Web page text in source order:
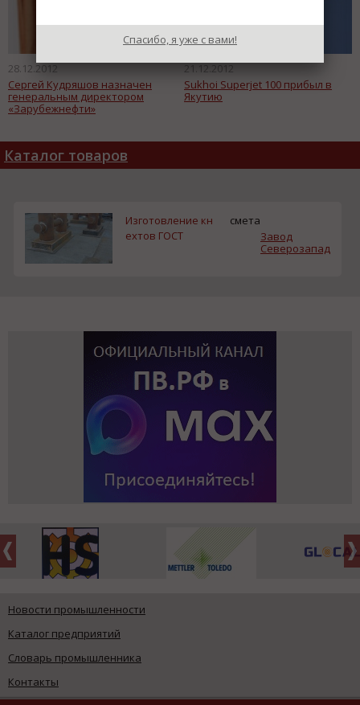
28.12.2012
Сергей Кудряшов назначен
генеральным директором
«Зарубежнефти»
21.12.2012
Sukhoi Superjet 100 прибыл в
Якутию
Каталог товаров
Изготовление кн
ехтов ГОСТ
смета
Завод
Северозапад
Новости промышленности
Каталог предприятий
Словарь промышленника
Контакты
Спасибо, я уже с вами!